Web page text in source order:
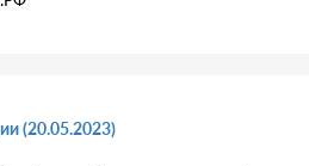
(20.05.2023)